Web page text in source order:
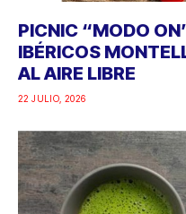
PICNIC “MODO
IBÉRICOS
AL AIRE LIBRE
22 JULIO, 2026